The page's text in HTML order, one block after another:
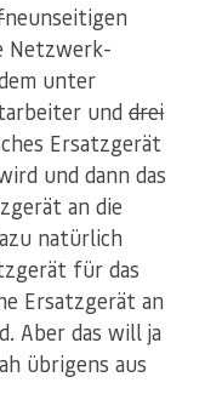
neunseitigen
Netzwerk-
unter
und drei
Ersatzgerät
und dann das
an die
natürlich
für das
Ersatzgerät an
Aber das will ja
übrigens aus